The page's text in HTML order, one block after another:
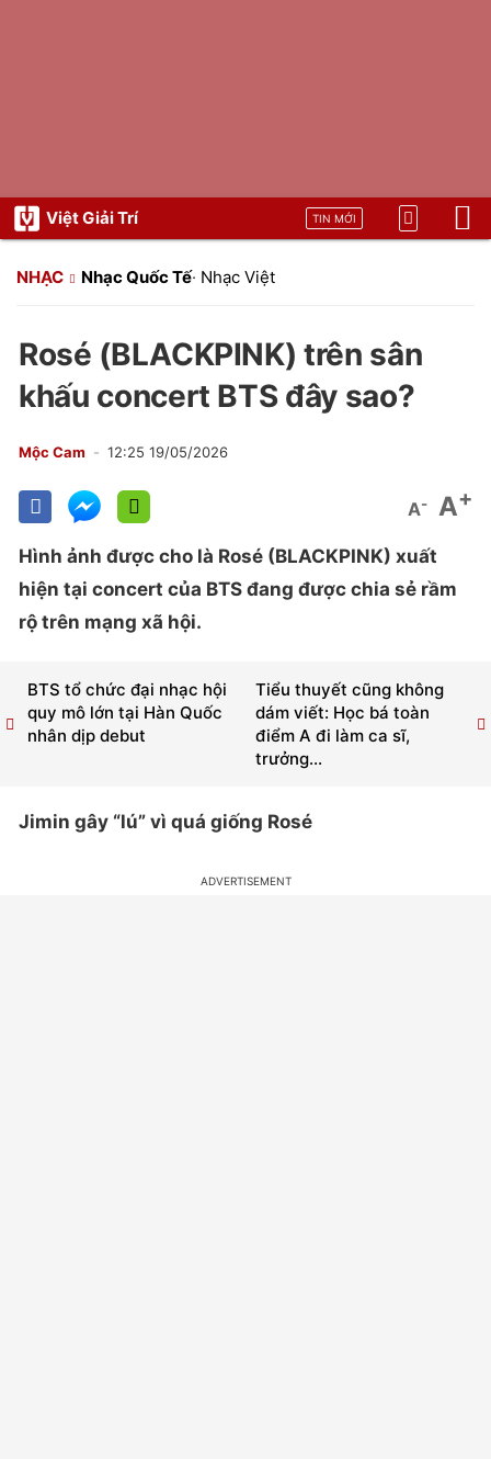
Việt Giải Trí TIN MỚI
NHẠC Nhạc Quốc Tế· Nhạc Việt
Rosé (BLACKPINK) trên sân
khấu concert BTS đây sao?
Mộc Cam 12:25 19/05/2026
A- A+
Hình ảnh được cho là Rosé (BLACKPINK) xuất
hiện tại concert của BTS đang được chia sẻ rầm
rộ trên mạng xã hội.
Tiểu thuyết cũng không
dám viết: Học bá toàn
điểm A đi làm ca sĩ,
trưởng...
BTS tổ chức đại nhạc hội
quy mô lớn tại Hàn Quốc
nhân dịp debut
Jimin gây “lú” vì quá giống Rosé